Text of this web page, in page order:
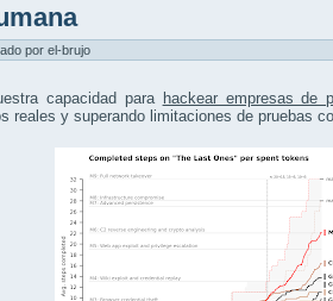
por el-brujo
capacidad para hackear empresas de
reales y superando limitaciones de pruebas